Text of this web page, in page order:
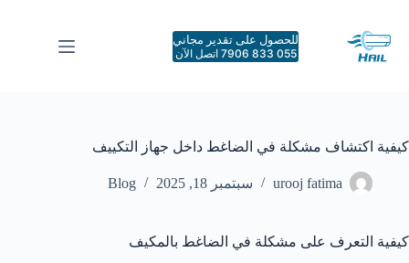
المحتوى
للحصول على تقدير مجاني
055 833 7906 اتصل الآن
كيفية اكتشاف مشكلة في الضاغط داخل جهاز التكييف
urooj fatima سبتمبر 18, 2025 Blog
كيفية التعرف على مشكلة في الضاغط بالمكيف